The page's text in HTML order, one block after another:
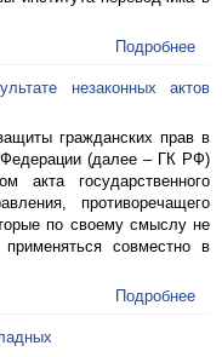
Подробнее
незаконных актов
гражданских прав в
Федерации (далее – ГК РФ)
акта государственного
противоречащего
по своему смыслу не
совместно в
Подробнее